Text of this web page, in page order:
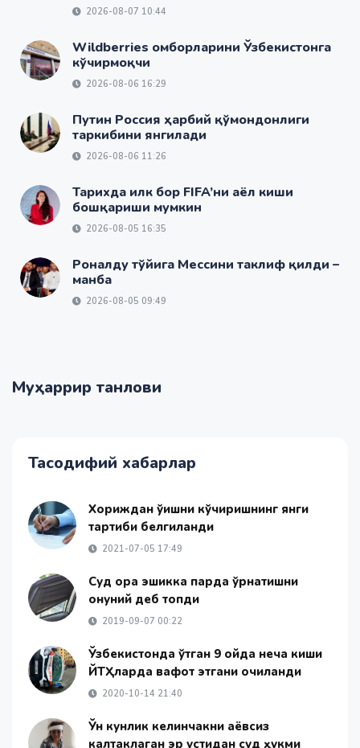
2026-08-07 10:44
Wildberries омборларини Ўзбекистонга
кўчирмоқчи
2026-08-06 16:29
Путин Россия ҳарбий қўмондонлиги
таркибини янгилади
2026-08-06 11:26
Тарихда илк бор FIFA’ни аёл киши
бошқариши мумкин
2026-08-05 16:35
Роналду тўйига Мессини таклиф қилди –
манба
2026-08-05 09:49
Муҳаррир танлови
Тасодифий хабарлар
Хориждан ўқишни кўчиришнинг янги
тартиби белгиланди
2021-07-05 17:49
Суд орқа эшикка парда ўрнатишни
қонуний деб топди
2019-09-07 00:22
Ўзбекистонда ўтган 9 ойда неча киши
ЙТҲларда вафот этгани очиқланди
2020-10-14 21:40
Ўн кунлик келинчакни аёвсиз
калтаклаган эр устидан суд ҳукми